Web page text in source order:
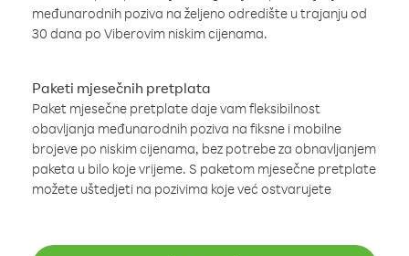
međunarodnih poziva na željeno odredište u trajanju od
30 dana po Viberovim niskim cijenama.
Paketi mjesečnih pretplata
Paket mjesečne pretplate daje vam fleksibilnost
obavljanja međunarodnih poziva na fiksne i mobilne
brojeve po niskim cijenama, bez potrebe za obnavljanjem
paketa u bilo koje vrijeme. S paketom mjesečne pretplate
možete uštedjeti na pozivima koje već ostvarujete